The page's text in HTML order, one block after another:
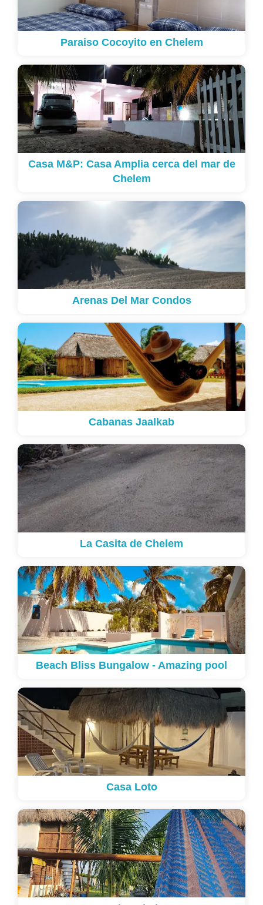
Paraiso Cocoyito en Chelem
Casa M&P: Casa Amplia cerca del mar de
Chelem
Arenas Del Mar Condos
Cabanas Jaalkab
La Casita de Chelem
Beach Bliss Bungalow - Amazing pool
Casa Loto